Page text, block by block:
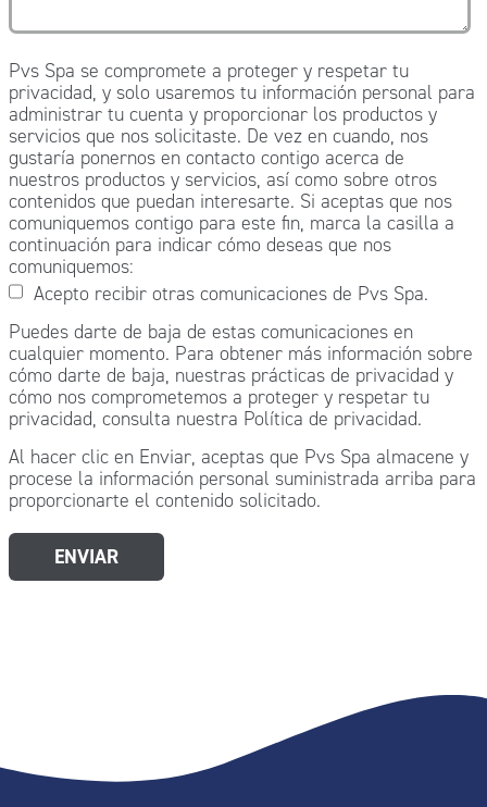
Pvs Spa se compromete a proteger y respetar tu
privacidad, y solo usaremos tu información personal para
administrar tu cuenta y proporcionar los productos y
servicios que nos solicitaste. De vez en cuando, nos
gustaría ponernos en contacto contigo acerca de
nuestros productos y servicios, así como sobre otros
contenidos que puedan interesarte. Si aceptas que nos
comuniquemos contigo para este fin, marca la casilla a
continuación para indicar cómo deseas que nos
comuniquemos:
Acepto recibir otras comunicaciones de Pvs Spa.
Puedes darte de baja de estas comunicaciones en
cualquier momento. Para obtener más información sobre
cómo darte de baja, nuestras prácticas de privacidad y
cómo nos comprometemos a proteger y respetar tu
privacidad, consulta nuestra Política de privacidad.
Al hacer clic en Enviar, aceptas que Pvs Spa almacene y
procese la información personal suministrada arriba para
proporcionarte el contenido solicitado.